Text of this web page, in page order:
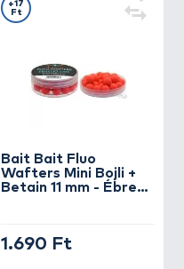
Bait Bait Fluo
Wafters Mini Bojli +
Betain 11 mm - Ébredő
+17
Ft
1.690 Ft